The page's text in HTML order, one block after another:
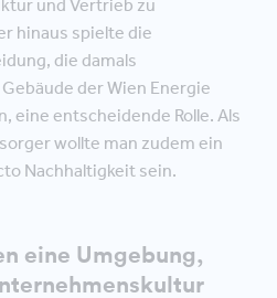
und Vertrieb zu
hinaus spielte die
die damals
der Wien Energie
eine entscheidende Rolle. Als
wollte man zudem ein
Nachhaltigkeit sein.
eine Umgebung,